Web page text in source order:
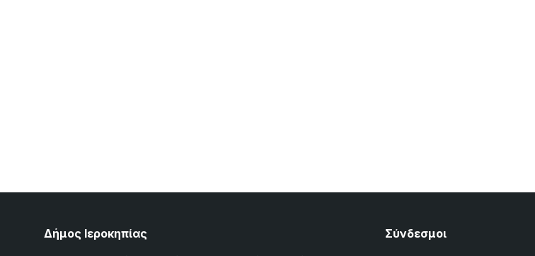
Δήμος Ιεροκηπίας Σύνδεσμοι